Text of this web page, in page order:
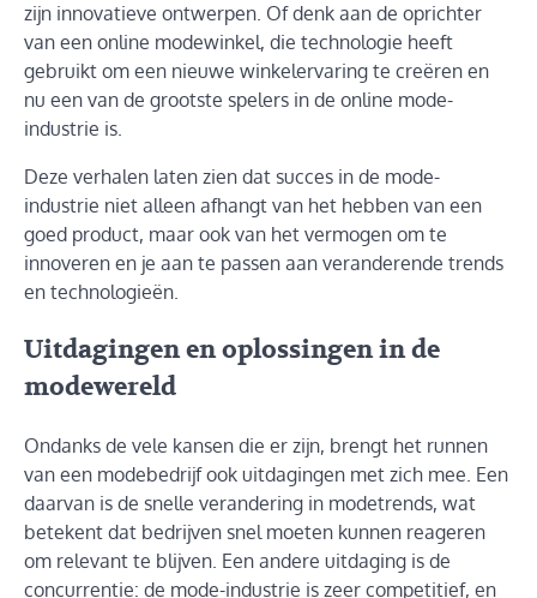
zijn innovatieve ontwerpen. Of denk aan de oprichter
van een online modewinkel, die technologie heeft
gebruikt om een nieuwe winkelervaring te creëren en
nu een van de grootste spelers in de online mode-
industrie is.
Deze verhalen laten zien dat succes in de mode-
industrie niet alleen afhangt van het hebben van een
goed product, maar ook van het vermogen om te
innoveren en je aan te passen aan veranderende trends
en technologieën.
Uitdagingen en oplossingen in de
modewereld
Ondanks de vele kansen die er zijn, brengt het runnen
van een modebedrijf ook uitdagingen met zich mee. Een
daarvan is de snelle verandering in modetrends, wat
betekent dat bedrijven snel moeten kunnen reageren
om relevant te blijven. Een andere uitdaging is de
concurrentie: de mode-industrie is zeer competitief, en